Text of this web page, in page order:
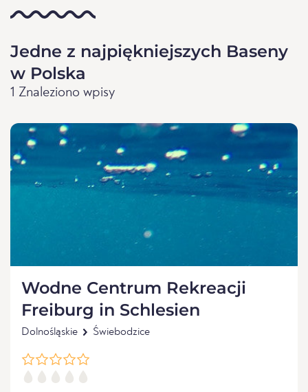
Jedne z najpiękniejszych Baseny
w Polska
1 Znaleziono wpisy
Wodne Centrum Rekreacji
Freiburg in Schlesien
Dolnośląskie Świebodzice